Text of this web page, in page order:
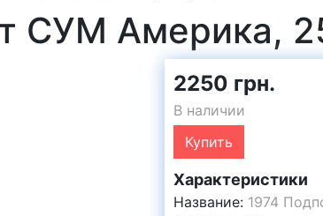
СУМ Америка,
2250 грн.
В наличии
Купить
Характеристики
Название: 1974